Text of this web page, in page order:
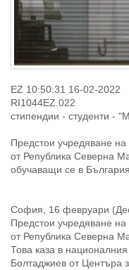
EZ 10:50:31 16-02-2022
RI1044EZ.022
стипендии - студенти -
Предстои учредяване
от Република Северна
обучаващи се в България
София, 16 февруари
Предстои учредяване
от Република Северна
Това каза в
Болтаджиев от Центъра